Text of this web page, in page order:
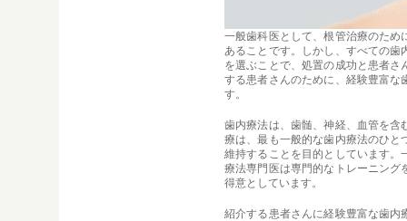
一般歯科医として、根管治療のた
あることです。しかし、すべての
を選ぶことで、処置の成功と患者
する患者さんのために、経験豊富
す。
歯内療法は、歯髄、神経、血管を
療は、最も一般的な歯内療法のひ
維持することを目的としています
療法専門医は専門的なトレーニン
得意としています。
紹介する患者さんに経験豊富な歯